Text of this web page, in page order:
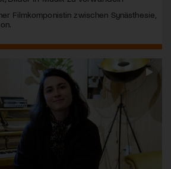
Filmkomponistin zwischen Synästhesie,